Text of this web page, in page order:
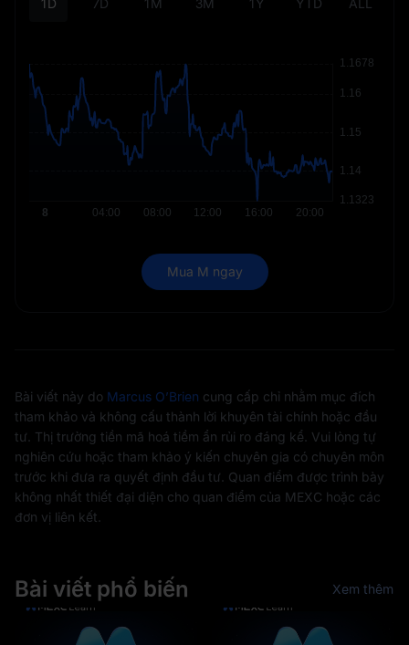
1D 7D 1M 3M 1Y YTD ALL
Mua M ngay
Bài viết này do Marcus O’Brien cung cấp chỉ nhằm mục đích
tham khảo và không cấu thành lời khuyên tài chính hoặc đầu
tư. Thị trường tiền mã hoá tiềm ẩn rủi ro đáng kể. Vui lòng tự
nghiên cứu hoặc tham khảo ý kiến chuyên gia có chuyên môn
trước khi đưa ra quyết định đầu tư. Quan điểm được trình bày
không nhất thiết đại diện cho quan điểm của MEXC hoặc các
đơn vị liên kết.
Bài viết phổ biến Xem thêm